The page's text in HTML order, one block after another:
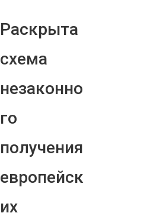
Раскрыта
схема
незаконно
го
получения
европейск
их